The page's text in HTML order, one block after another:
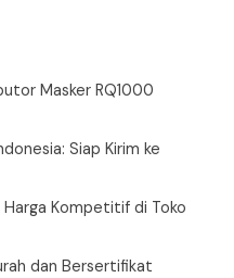
Masker RQ1000
Siap Kirim ke
Kompetitif di Toko
dan Bersertifikat